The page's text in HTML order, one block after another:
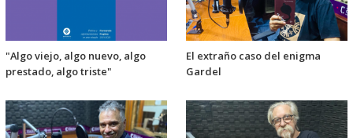
"Algo viejo, algo nuevo, algo
prestado, algo triste"
El extraño caso del enigma
Gardel